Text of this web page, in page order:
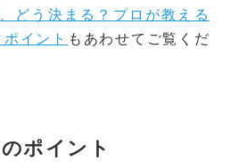
どう決まる？プロが教える
イント もあわせてご覧くだ
ポイント